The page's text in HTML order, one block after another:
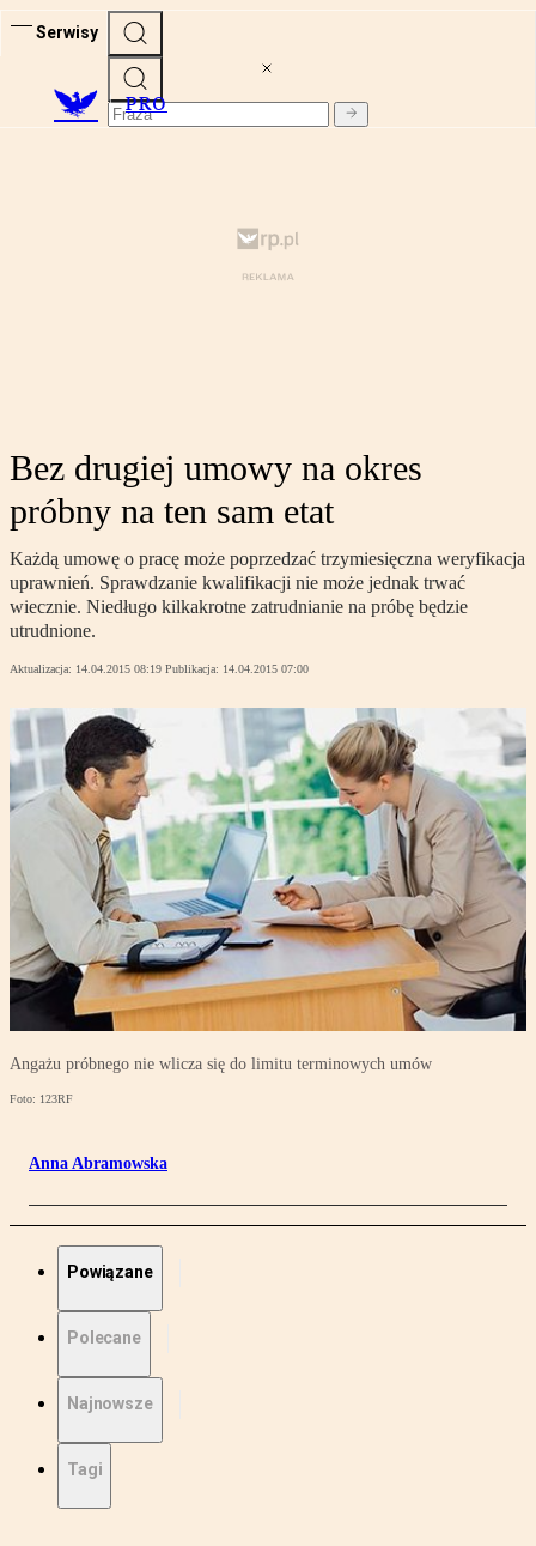
Serwisy
PRO
Bez drugiej umowy na okres
próbny na ten sam etat
Każdą umowę o pracę może poprzedzać trzymiesięczna weryfikacja
uprawnień. Sprawdzanie kwalifikacji nie może jednak trwać
wiecznie. Niedługo kilkakrotne zatrudnianie na próbę będzie
utrudnione.
Aktualizacja: 14.04.2015 08:19 Publikacja: 14.04.2015 07:00
Angażu próbnego nie wlicza się do limitu terminowych umów
Foto: 123RF
Anna Abramowska
Powiązane
Polecane
Najnowsze
Tagi